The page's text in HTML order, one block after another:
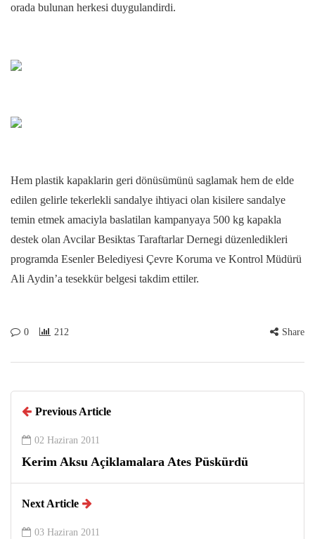
orada bulunan herkesi duygulandirdi.
Hem plastik kapaklarin geri dönüsümünü saglamak hem de elde
edilen gelirle tekerlekli sandalye ihtiyaci olan kisilere sandalye
temin etmek amaciyla baslatilan kampanyaya 500 kg kapakla
destek olan Avcilar Besiktas Taraftarlar Dernegi düzenledikleri
programda Esenler Belediyesi Çevre Koruma ve Kontrol Müdürü
Ali Aydin’a tesekkür belgesi takdim ettiler.
0 212 Share
Previous Article
02 Haziran 2011
Kerim Aksu Açiklamalara Ates Püskürdü
Next Article
03 Haziran 2011